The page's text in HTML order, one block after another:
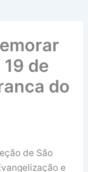
de
do
de São
e